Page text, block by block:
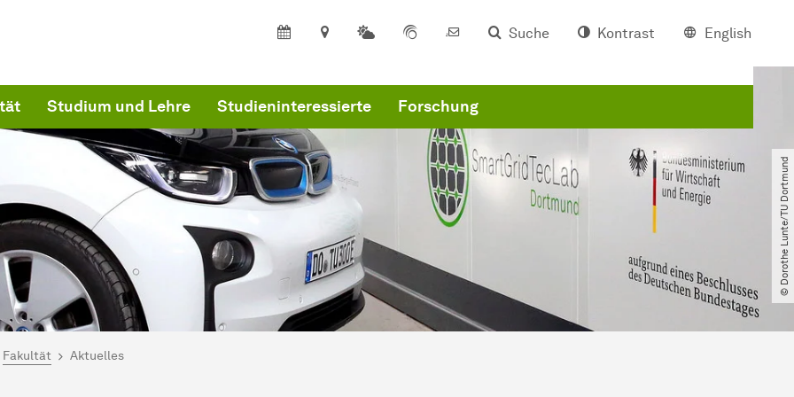
Suche Kontrast English
Studium und Lehre Studieninteressierte Forschung
© Dorothe Lunte​/​TU Dortmund
hier:
Fakultät Aktuelles